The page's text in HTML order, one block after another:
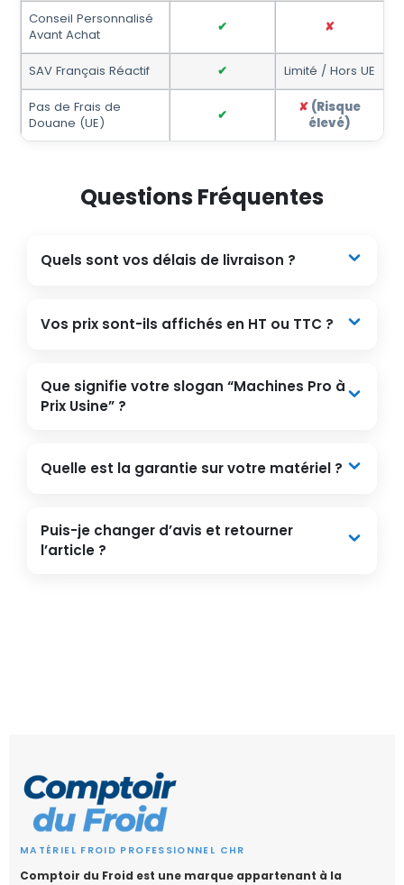
Conseil Personnalisé
Avant Achat
✔ ✘
SAV Français Réactif ✔ Limité / Hors UE
Pas de Frais de
Douane (UE)
✔ ✘ (Risque
élevé)
Questions Fréquentes
Quels sont vos délais de livraison ?
Vos prix sont-ils affichés en HT ou TTC ?
Que signifie votre slogan “Machines Pro à
Prix Usine” ?
Quelle est la garantie sur votre matériel ?
Puis-je changer d’avis et retourner
l’article ?
MATÉRIEL FROID PROFESSIONNEL CHR
Comptoir du Froid est une marque appartenant à la